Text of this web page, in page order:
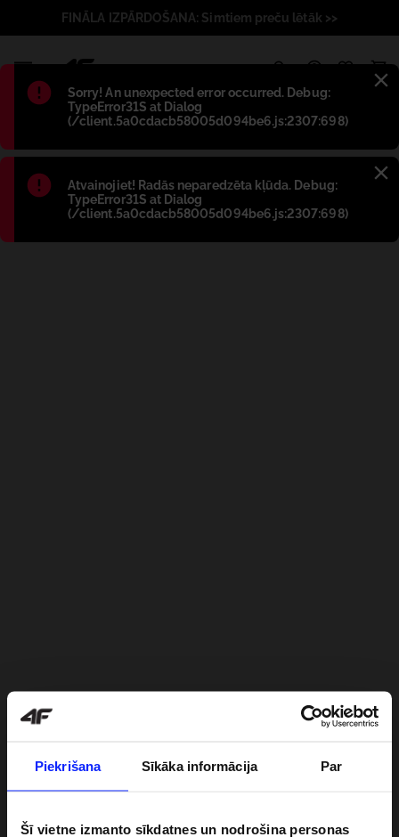
Piekrišana Sīkāka informācija Par
Šī vietne izmanto sīkdatnes un nodrošina personas
Błąd:
Sorry! An unexpected error occurred. Debug:
TypeError31S at Dialog
(/client.5a0cdacb58005d094be6.js:2307:698)
Błąd:
Atvainojiet! Radās neparedzēta kļūda. Debug:
TypeError31S at Dialog
(/client.5a0cdacb58005d094be6.js:2307:698)
FINĀLA IZPĀRDOŠANA: Simtiem preču lētāk >>